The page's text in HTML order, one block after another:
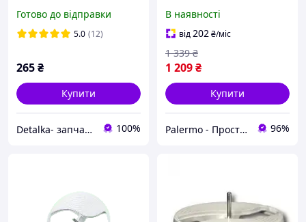
K700 K750 FX3030
Готово до відправки
5.0 (12)
265₴
Купити
Detalka- запчастини і аксесуари для побутової техніки 100%
В наявності
від202₴/міс
1 209₴
1 339 ₴
Купити
Palermo - Прості технологічні рішення для вашого дому 96%